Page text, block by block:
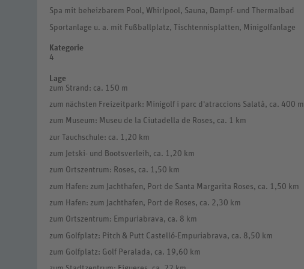
Spa mit beheizbarem Pool, Whirlpool, Sauna, Dampf- und Thermalbad
Sportanlage u. a. mit Fußballplatz, Tischtennisplatten, Minigolfanlage
Kategorie
4
Lage
zum Strand: ca. 150 m
zum nächsten Freizeitpark: Minigolf i parc d'atraccions Salatà, ca. 400 m
zum Museum: Museu de la Ciutadella de Roses, ca. 1 km
zur Tauchschule: ca. 1,20 km
zum Jetski- und Bootsverleih, ca. 1,20 km
zum Ortszentrum: Roses, ca. 1,50 km
zum Hafen: zum Jachthafen, Port de Santa Margarita Roses, ca. 1,50 km
zum Hafen: zum Jachthafen, Port de Roses, ca. 2,30 km
zum Ortszentrum: Empuriabrava, ca. 8 km
zum Golfplatz: Pitch & Putt Castelló-Empuriabrava, ca. 8,50 km
zum Golfplatz: Golf Peralada, ca. 19,60 km